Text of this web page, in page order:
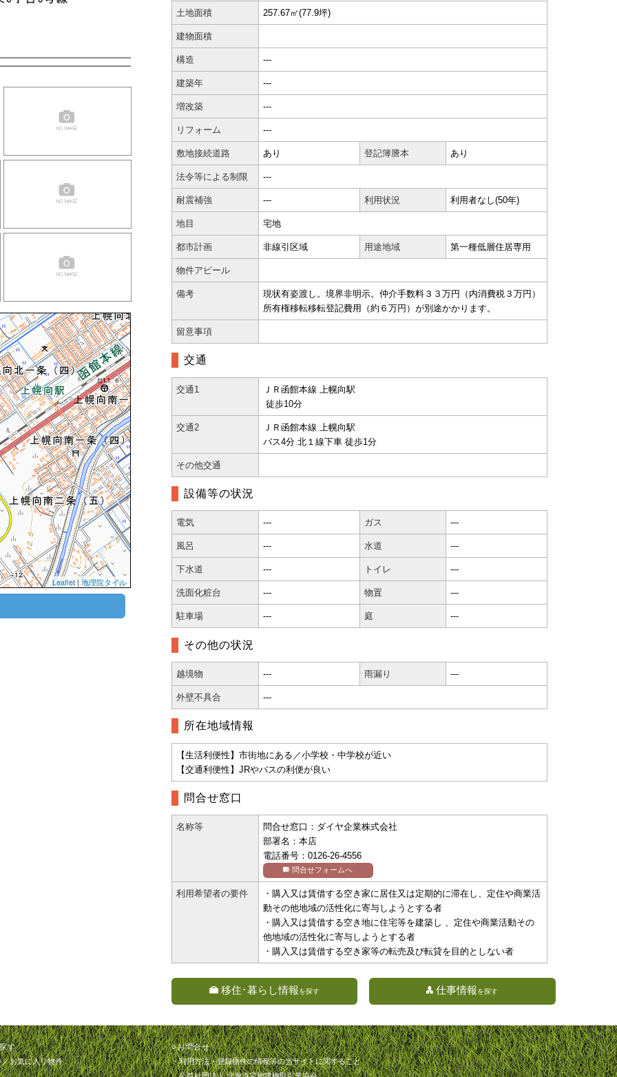
Leaflet|地理院タイル
土地面積 257.67㎡(77.9坪)
建物面積
構造 ---
建築年 ---
増改築 ---
リフォーム ---
敷地接続道路 あり 登記簿謄本 あり
法令等による制限 ---
耐震補強 --- 利用状況 利用者なし(50年)
地目 宅地
都市計画 非線引区域 用途地域 第一種低層住居専用
物件アピール
備考
現状有姿渡し。境界非明示。仲介手数料３３万円（内消費税３万円）
所有権移転移転登記費用（約６万円）が別途かかります。
留意事項
交通
交通1
ＪＲ函館本線 上幌向駅
徒歩10分
交通2
ＪＲ函館本線 上幌向駅
バス4分 北１線下車 徒歩1分
その他交通
設備等の状況
電気 --- ガス ---
風呂 --- 水道 ---
下水道 --- トイレ ---
洗面化粧台 --- 物置 ---
駐車場 --- 庭 ---
その他の状況
越境物 --- 雨漏り ---
外壁不具合 ---
所在地域情報
【生活利便性】市街地にある／小学校・中学校が近い
【交通利便性】JRやバスの利便が良い
問合せ窓口
名称等
問合せ窓口：ダイヤ企業株式会社
部署名：本店
電話番号：0126-26-4556
問合せフォームへ
利用希望者の要件
・購入又は賃借する空き家に居住又は定期的に滞在し、定住や商業活
動その他地域の活性化に寄与しようとする者
・購入又は賃借する空き地に住宅等を建築し 、定住や商業活動その
他地域の活性化に寄与しようとする者
・購入又は賃借する空き家等の転売及び転貸を目的としない者
移住･暮らし情報を探す 仕事情報を探す
す
／お気に入り物件
○お問合せ
・利用方法・登録物件の情報等の当サイトに関すること